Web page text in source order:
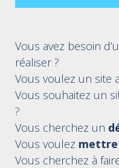
Vous avez besoin
réaliser ?
Vous voulez un site
Vous souhaitez un
?
Vous cherchez un
Vous voulez mettre
Vous cherchez à